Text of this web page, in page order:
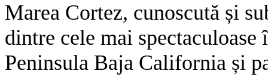
Marea Cortez, cunoscută și
dintre cele mai
Peninsula Baja California și